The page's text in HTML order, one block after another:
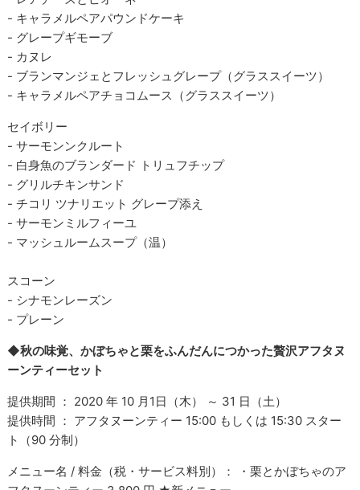
- キャラメルペアパウンドケーキ
- グレープギモーブ
- カヌレ
- ブランマンジェとフレッシュグレープ（グラススイーツ）
- キャラメルペアチョコムース（グラススイーツ）
セイボリー
- サーモンンクルート
- 白身魚のブランダード トリュフチップ
- グリルチキンサンド
- チコリ ツナリエット グレープ添え
- サーモンミルフィーユ
- マッシュルームスープ（温）
スコーン
- シナモンレーズン
- プレーン
◆秋の味覚、かぼちゃと栗をふんだんにつかった贅沢アフタヌ
ーンティーセット
提供期間 ： 2020 年 10 月1日（木） ～ 31 日（土）
提供時間 ： アフタヌーンティー 15:00 もしくは 15:30 スター
ト（90 分制）
メニュー名 / 料金（税・サービス料別）： ・栗とかぼちゃのア